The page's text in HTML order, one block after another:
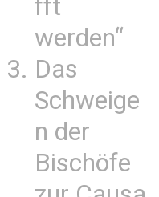
fft
werden“
Das
Schweige
n der
Bischöfe